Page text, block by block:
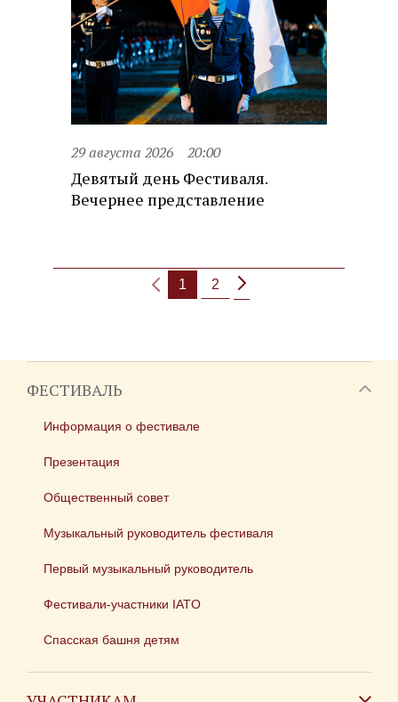
29 августа 2026 20:00
Девятый день Фестиваля.
Вечернее представление
1 2
ФЕСТИВАЛЬ
Информация о фестивале
Презентация
Общественный совет
Музыкальный руководитель фестиваля
Первый музыкальный руководитель
Фестивали-участники IATO
Спасская башня детям